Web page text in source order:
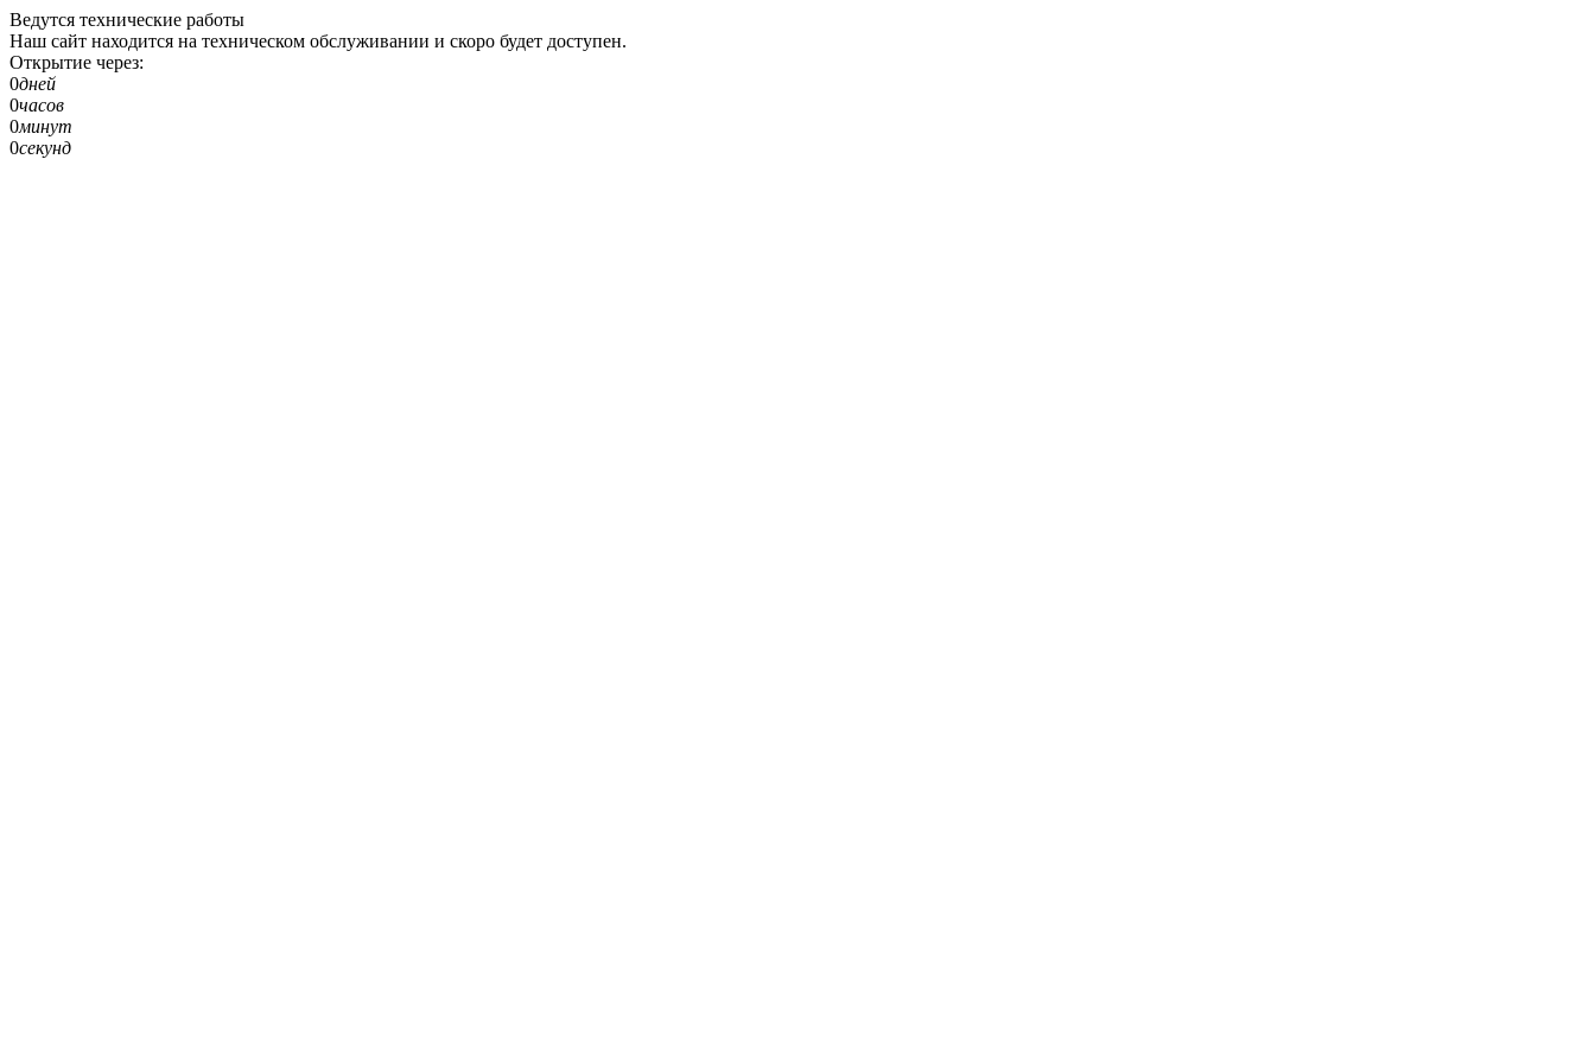
Ведутся технические работы
Наш сайт находится на техническом обслуживании и скоро будет доступен.
Открытие через:
0дней
0часов
0минут
0секунд